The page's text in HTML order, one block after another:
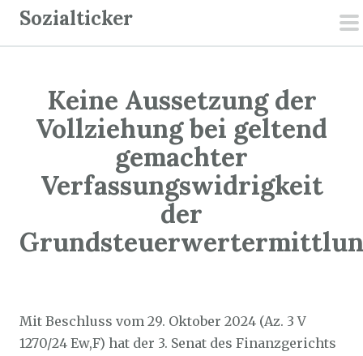
Sozialticker
Keine Aussetzung der
Vollziehung bei geltend
gemachter
Verfassungswidrigkeit
der
Mit Beschluss vom 29. Oktober 2024 (Az. 3 V
1270/24 Ew,F) hat der 3. Senat des Finanzgerichts